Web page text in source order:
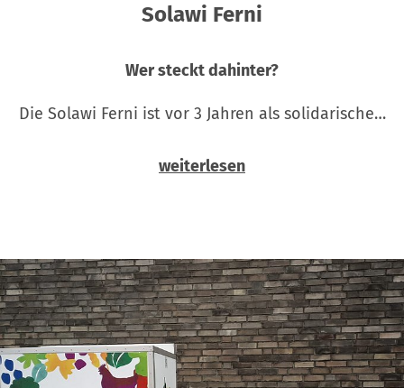
Solawi Ferni
Wer steckt dahinter?
Die Solawi Ferni ist vor 3 Jahren als solidarische…
weiterlesen